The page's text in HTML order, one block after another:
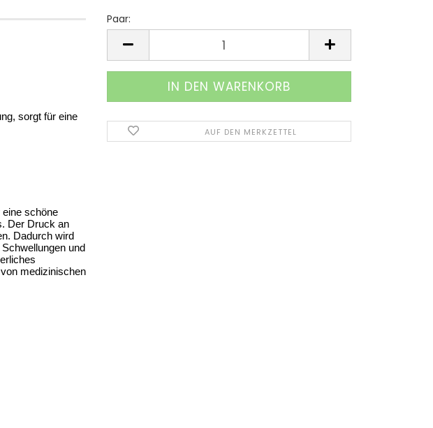
Paar:
Paar
AUF DEN MERKZETTEL
sorgt für eine
schöne
Der Druck an
Dadurch wird
und
medizinischen